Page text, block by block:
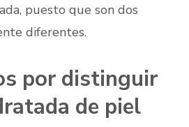
puesto que son dos
diferentes.
por distinguir
de piel